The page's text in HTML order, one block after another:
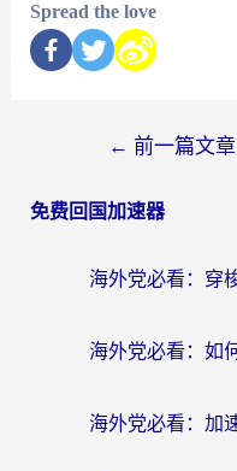
Spread the love
← 前一篇文章
免费回国加速器